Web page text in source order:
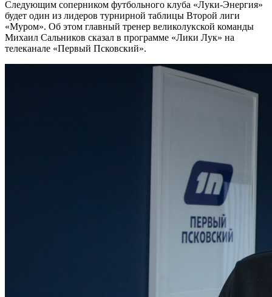
Следующим соперником футбольного клуба «Луки-Энергия»
будет один из лидеров турнирной таблицы Второй лиги
«Муром». Об этом главный тренер великолукской команды
Михаил Сальников сказал в программе «Лики Лук» на
телеканале «Первый Псковский».